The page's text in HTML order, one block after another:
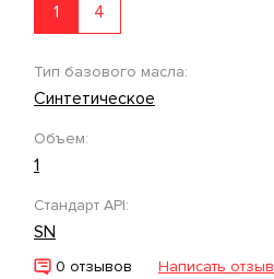
1 4
Тип базового масла:
Синтетическое
Объем:
1
Стандарт API:
SN
0 отзывов Написать отзыв